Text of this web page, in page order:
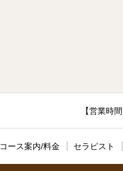
【営業時
コース案内/料金 セラピスト